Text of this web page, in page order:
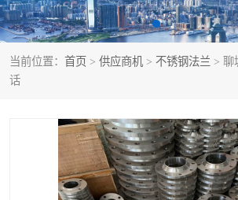
当前位置： 首页 > 供应商机 > 不锈钢法兰 > 聊
话
不锈钢人孔 不锈钢
不锈钢角钢 不锈钢
不锈钢封头 不锈钢
不锈钢阀门 不锈钢